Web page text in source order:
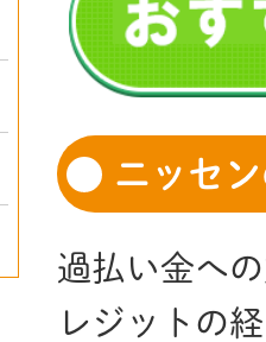
ニッセ
過払い金へ
レジットの